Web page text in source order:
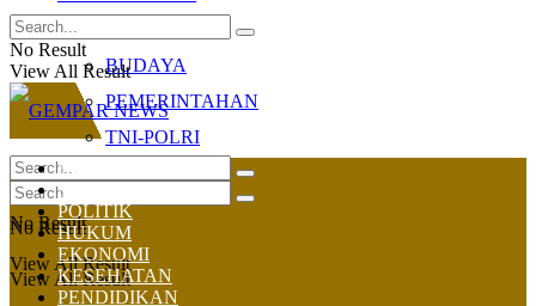
BUDAYA
PEMERINTAHAN
TNI-POLRI
No Result
View All Result
No Result
View All Result
No Result
View All Result
HOME
NASIONAL
POLITIK
HUKUM
EKONOMI
KESEHATAN
PENDIDIKAN